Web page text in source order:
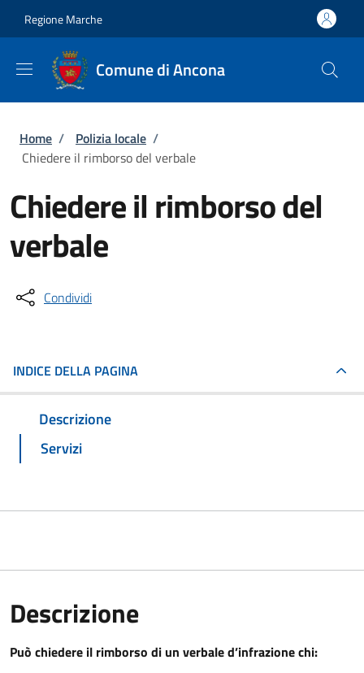
Regione Marche
Comune di Ancona
Briciole di pane
Home / Polizia locale /
Chiedere il rimborso del verbale
Chiedere il rimborso del
verbale
Condividi
INDICE DELLA PAGINA
Descrizione
Servizi
Descrizione
Può chiedere il rimborso di un verbale d’infrazione chi: